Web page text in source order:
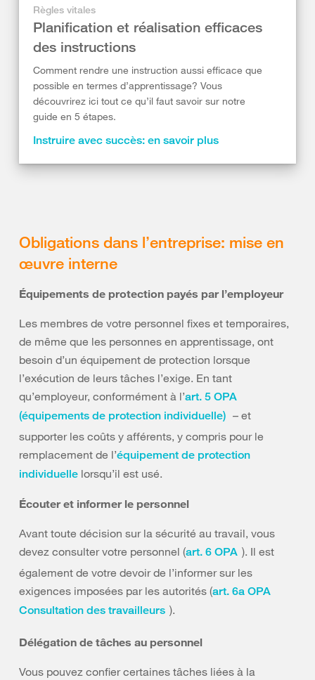
Règles vitales
Planification et réalisation efficaces
des instructions
Comment rendre une instruction aussi efficace que
possible en termes d’apprentissage? Vous
découvrirez ici tout ce qu’il faut savoir sur notre
guide en 5 étapes.
Instruire avec succès: en savoir plus
Obligations dans l’entreprise: mise en
œuvre interne
Équipements de protection payés par l’employeur
Les membres de votre personnel fixes et temporaires,
de même que les personnes en apprentissage, ont
besoin d’un équipement de protection lorsque
l’exécution de leurs tâches l’exige. En tant
qu’employeur, conformément à l’art. 5 OPA
(équipements de protection individuelle) – et
supporter les coûts y afférents, y compris pour le
remplacement de l’équipement de protection
individuelle lorsqu’il est usé.
Écouter et informer le personnel
Avant toute décision sur la sécurité au travail, vous
devez consulter votre personnel (art. 6 OPA ). Il est
également de votre devoir de l’informer sur les
exigences imposées par les autorités (art. 6a OPA
Consultation des travailleurs ).
Délégation de tâches au personnel
Vous pouvez confier certaines tâches liées à la